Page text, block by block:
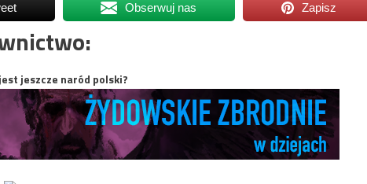
Obserwuj nas Zapisz
jeszcze naród polski?